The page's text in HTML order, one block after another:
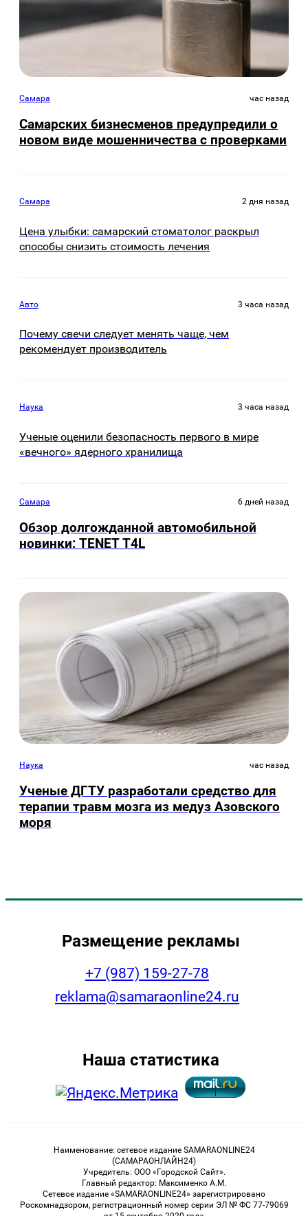
Самара час назад
Самарских бизнесменов предупредили о
новом виде мошенничества с проверками
Самара 2 дня назад
Цена улыбки: самарский стоматолог раскрыл
способы снизить стоимость лечения
Авто 3 часа назад
Почему свечи следует менять чаще, чем
рекомендует производитель
Наука 3 часа назад
Ученые оценили безопасность первого в мире
«вечного» ядерного хранилища
Самара 6 дней назад
Обзор долгожданной автомобильной
новинки: TENET Т4L
Наука час назад
Ученые ДГТУ разработали средство для
терапии травм мозга из медуз Азовского
моря
Размещение рекламы
+7 (987) 159-27-78
reklama@samaraonline24.ru
Наша статистика
Наименование: сетевое издание SAMARAONLINE24
(САМАРАОНЛАЙН24)
Учредитель: ООО «Городской Сайт».
Главный редактор: Максименко А.М.
Сетевое издание «SAMARAONLINE24» зарегистрировано
Роскомнадзором, регистрационный номер серии ЭЛ № ФС 77-79069